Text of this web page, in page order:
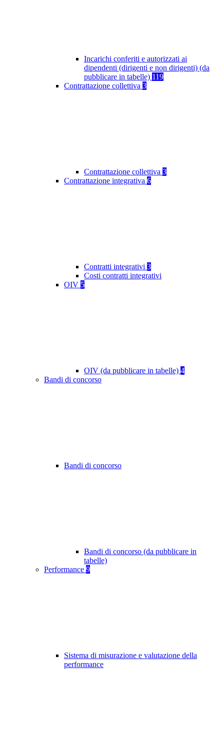
Incarichi conferiti e autorizzati ai
dipendenti (dirigenti e non dirigenti) (da
pubblicare in tabelle) 119
Contrattazione collettiva 3
Contrattazione collettiva 3
Contrattazione integrativa 6
Contratti integrativi 3
Costi contratti integrativi
OIV 5
OIV (da pubblicare in tabelle) 4
Bandi di concorso
Bandi di concorso
Bandi di concorso (da pubblicare in
tabelle)
Performance 9
Sistema di misurazione e valutazione della
performance